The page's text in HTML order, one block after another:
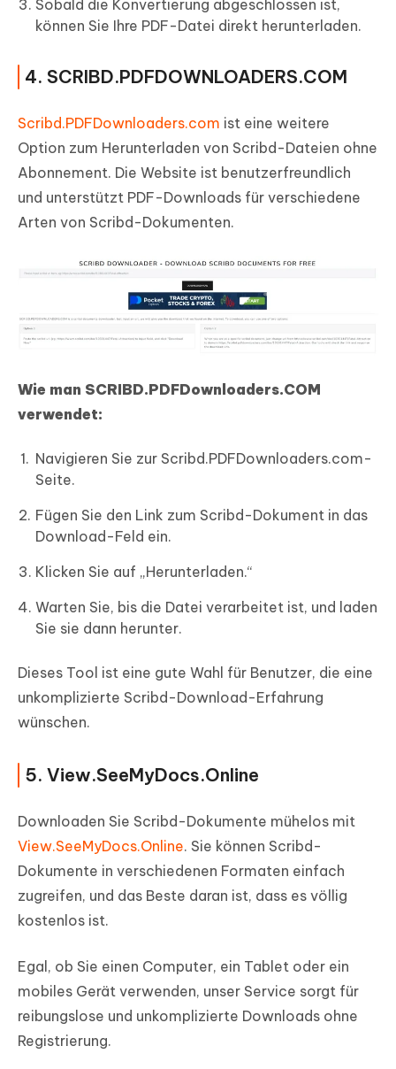
Sobald die Konvertierung abgeschlossen ist,
können Sie Ihre PDF-Datei direkt herunterladen.
4. SCRIBD.PDFDOWNLOADERS.COM
Scribd.PDFDownloaders.com ist eine weitere
Option zum Herunterladen von Scribd-Dateien ohne
Abonnement. Die Website ist benutzerfreundlich
und unterstützt PDF-Downloads für verschiedene
Arten von Scribd-Dokumenten.
Wie man SCRIBD.PDFDownloaders.COM
verwendet:
Navigieren Sie zur Scribd.PDFDownloaders.com-
Seite.
Fügen Sie den Link zum Scribd-Dokument in das
Download-Feld ein.
Klicken Sie auf „Herunterladen.“
Warten Sie, bis die Datei verarbeitet ist, und laden
Sie sie dann herunter.
Dieses Tool ist eine gute Wahl für Benutzer, die eine
unkomplizierte Scribd-Download-Erfahrung
wünschen.
5. View.SeeMyDocs.Online
Downloaden Sie Scribd-Dokumente mühelos mit
View.SeeMyDocs.Online. Sie können Scribd-
Dokumente in verschiedenen Formaten einfach
zugreifen, und das Beste daran ist, dass es völlig
kostenlos ist.
Egal, ob Sie einen Computer, ein Tablet oder ein
mobiles Gerät verwenden, unser Service sorgt für
reibungslose und unkomplizierte Downloads ohne
Registrierung.